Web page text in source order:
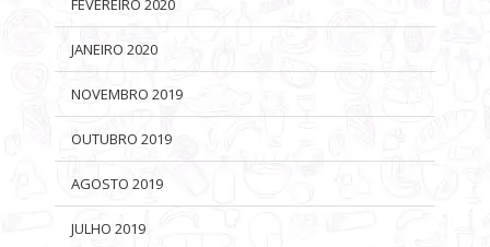
FEVEREIRO 2020
JANEIRO 2020
NOVEMBRO 2019
OUTUBRO 2019
AGOSTO 2019
JULHO 2019